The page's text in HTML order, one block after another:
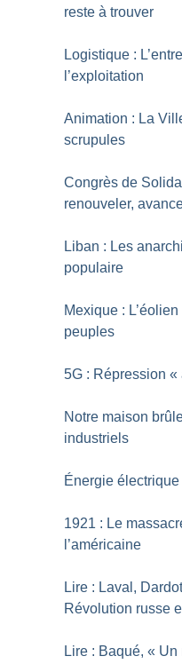
reste à trouver
Logistique :
l’exploitation
Animation : La
scrupules
Congrès de
renouveler,
Liban : Les
populaire
Mexique :
peuples
5G : Répression «
Notre maison
industriels
Énergie
1921 : Le
l’américaine
Lire : Laval,
Révolution russe
Lire : Baqué, « Un